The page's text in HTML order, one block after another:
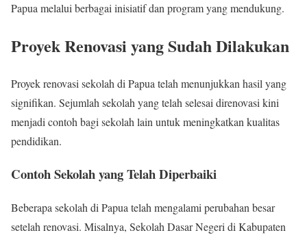
Papua melalui berbagai inisiatif dan program yang mendukung.
Proyek Renovasi yang Sudah Dilakukan
Proyek renovasi sekolah di Papua telah menunjukkan hasil yang
signifikan. Sejumlah sekolah yang telah selesai direnovasi kini
menjadi contoh bagi sekolah lain untuk meningkatkan kualitas
pendidikan.
Contoh Sekolah yang Telah Diperbaiki
Beberapa sekolah di Papua telah mengalami perubahan besar
setelah renovasi. Misalnya, Sekolah Dasar Negeri di Kabupaten